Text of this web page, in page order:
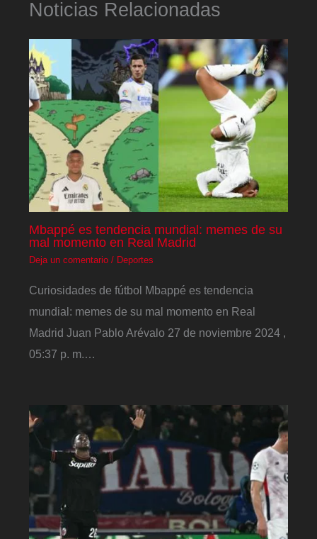
Noticias Relacionadas
Mbappé es tendencia mundial: memes de su
mal momento en Real Madrid
Deja un comentario / Deportes
Curiosidades de fútbol Mbappé es tendencia
mundial: memes de su mal momento en Real
Madrid Juan Pablo Arévalo 27 de noviembre 2024 ,
05:37 p. m.…